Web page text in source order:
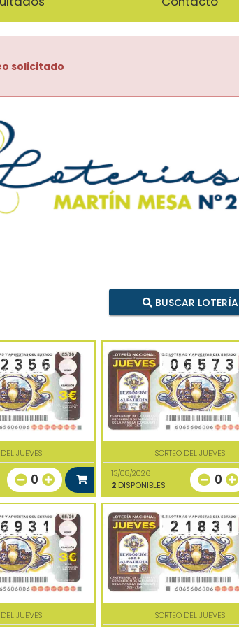
solicitado
BUSCAR LOTERÍA
JUEVES
0
SORTEO DEL JUEVES
13/08/2026
2 DISPONIBLES 0
JUEVES
SORTEO DEL JUEVES